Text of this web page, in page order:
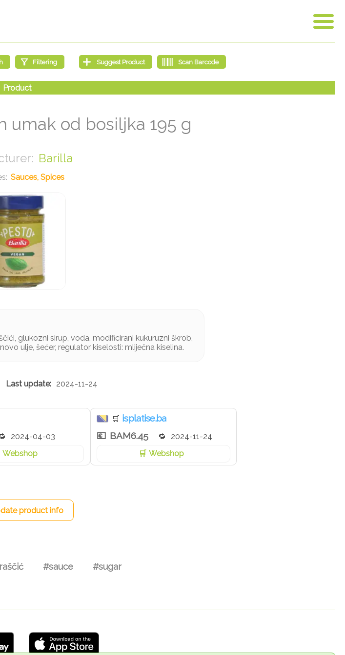
umak od bosiljka 195 g
Barilla
Sauces, Spices
glukozni sirup, voda, modificirani kukuruzni škrob,
ulje, šećer, regulator kiselosti: mliječna kiselina.
2024-11-24
2024-04-03
Webshop
🛒 isplatise.ba
BAM6.45
2024-11-24
Webshop
product info
#sauce #sugar